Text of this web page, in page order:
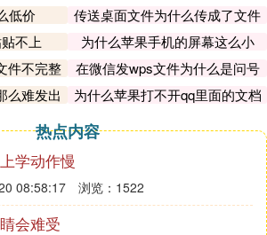
噪
功能
调到最大，然后打开手机设置，点
噪
，进入页面，将单声音道音频和
打开就可以了。
低价
传送桌面文件为什么传成了文件
夹
不上
为什么苹果手机的屏幕这么小
件不完整
在微信发wps文件为什么是问号
么难发出
为什么苹果打不开qq里面的文档
热点内容
学动作慢
08:58:17 浏览：1522
会难受